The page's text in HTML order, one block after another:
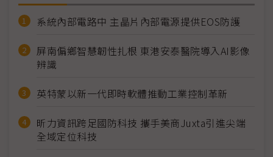
系統內部電路中 主晶片內部電源提供EOS防護
屏南偏鄉智慧韌性扎根 東港安泰醫院導入AI影像
辨識
英特蒙以新一代即時軟體推動工業控制革新
昕力資訊跨足國防科技 攜手美商Juxta引進尖端
全域定位科技